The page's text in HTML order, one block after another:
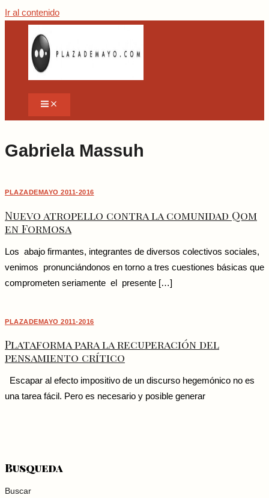
Ir al contenido
Gabriela Massuh
PLAZADEMAYO 2011-2016
Nuevo atropello contra la comunidad Qom
en Formosa
Los abajo firmantes, integrantes de diversos colectivos sociales,
venimos pronunciándonos en torno a tres cuestiones básicas que
comprometen seriamente el presente […]
PLAZADEMAYO 2011-2016
Plataforma para la recuperación del
pensamiento crítico
Escapar al efecto impositivo de un discurso hegemónico no es
una tarea fácil. Pero es necesario y posible generar
Busqueda
Buscar